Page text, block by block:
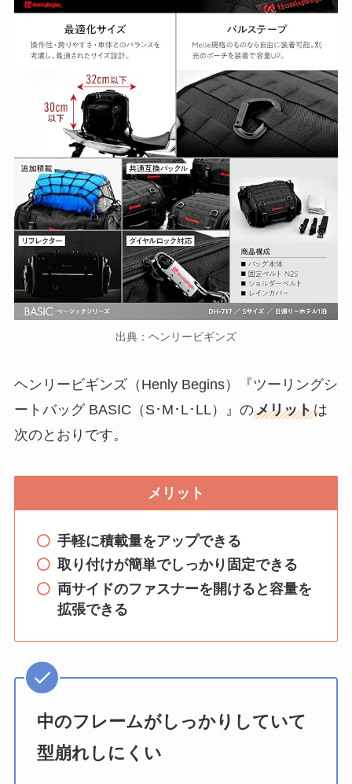
出典：ヘンリービギンズ
ヘンリービギンズ（Henly Begins）『ツーリングシ
ートバッグ BASIC（S･M･L･LL）』のメリットは
次のとおりです。
メリット
手軽に積載量をアップできる
取り付けが簡単でしっかり固定できる
両サイドのファスナーを開けると容量を
拡張できる
中のフレームがしっかりしていて
型崩れしにくい